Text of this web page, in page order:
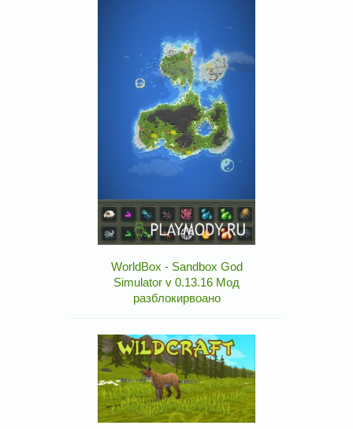
WorldBox - Sandbox God
Simulator v 0.13.16 Мод
разблокирвоано